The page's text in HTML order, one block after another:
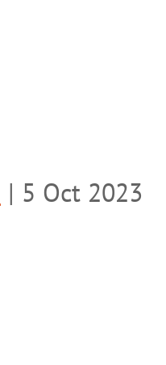
| 5 Oct 2023